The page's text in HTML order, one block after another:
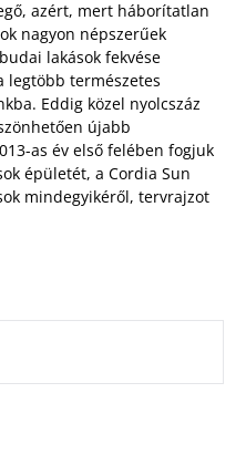
azért, mert háborítatlan
nagyon népszerűek
lakások fekvése
legtöbb természetes
Eddig közel nyolcszáz
újabb
as év első felében fogjuk
épületét, a Cordia Sun
mindegyikéről, tervrajzot